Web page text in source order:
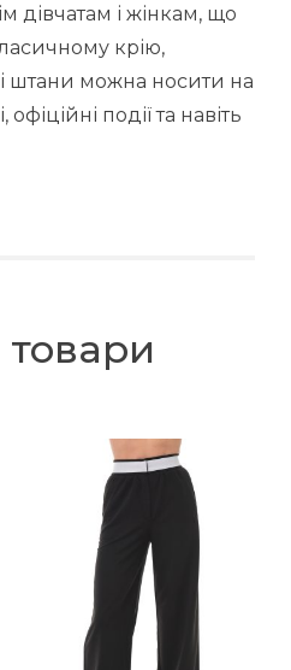
дівчатам і жінкам, що
крію,
штани можна носити на
офіційні події та навіть
товари